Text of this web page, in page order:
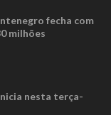
fecha com
milhões
nesta terça-